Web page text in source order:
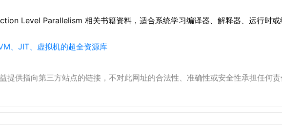
Level Parallelism 相关书籍资料，适合系统学习编译器、解释器、运行时或
、JIT、虚拟机的超全资源库
提供指向第三方站点的链接，不对此网址的合法性、准确性或安全性承担任何责